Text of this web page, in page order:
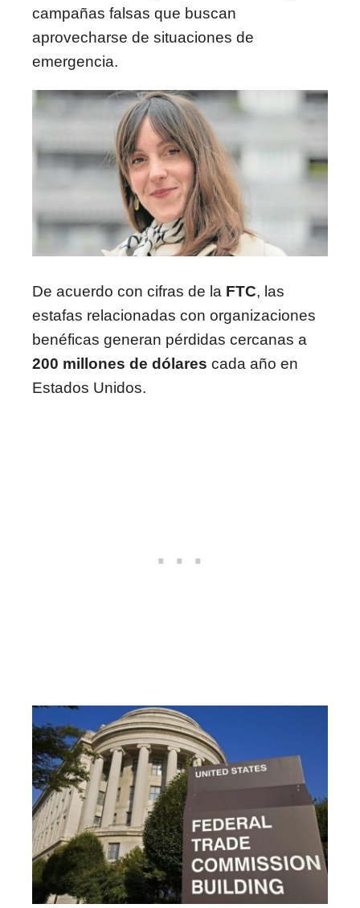
campañas falsas que buscan
aprovecharse de situaciones de
emergencia.
De acuerdo con cifras de la FTC, las
estafas relacionadas con organizaciones
benéficas generan pérdidas cercanas a
200 millones de dólares cada año en
Estados Unidos.